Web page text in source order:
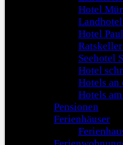
Hotel
Hotel
Seehotel
Hotel
Hotels an
Hotels am
Pensionen
Ferienhäuser